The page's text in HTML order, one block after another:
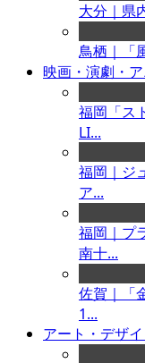
大分｜県
鳥栖｜「
映画・演劇・
福岡「ス
LI...
福岡｜ジ
ア...
福岡｜プ
南十...
佐賀｜「
1...
アート・デザ